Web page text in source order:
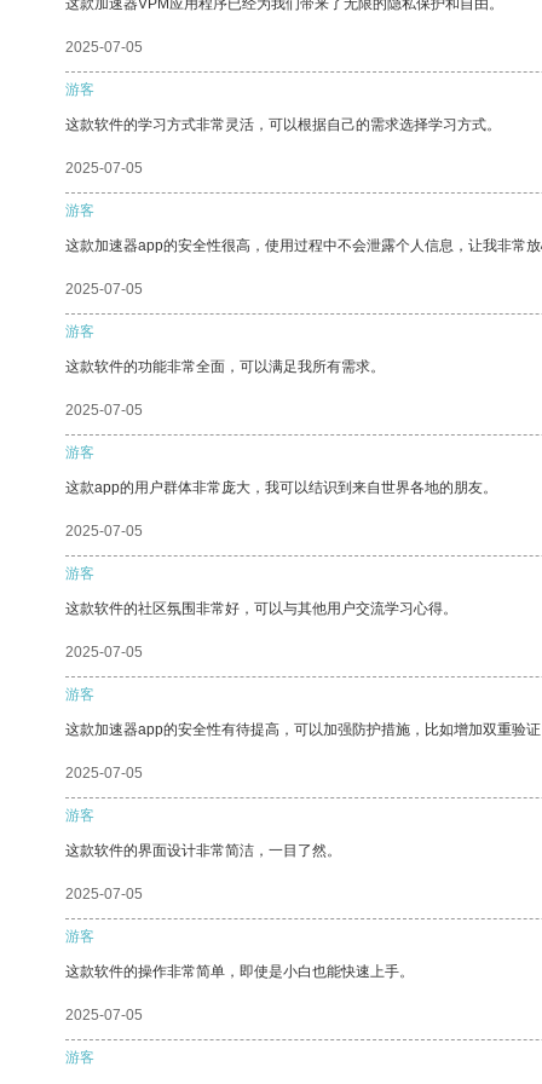
这款加速器VPM应用程序已经为我们带来了无限的隐私保护和自由。
2025-07-05
游客
这款软件的学习方式非常灵活，可以根据自己的需求选择学习方式。
2025-07-05
游客
这款加速器app的安全性很高，使用过程中不会泄露个人信息，让我非常
2025-07-05
游客
这款软件的功能非常全面，可以满足我所有需求。
2025-07-05
游客
这款app的用户群体非常庞大，我可以结识到来自世界各地的朋友。
2025-07-05
游客
这款软件的社区氛围非常好，可以与其他用户交流学习心得。
2025-07-05
游客
这款加速器app的安全性有待提高，可以加强防护措施，比如增加双重验
2025-07-05
游客
这款软件的界面设计非常简洁，一目了然。
2025-07-05
游客
这款软件的操作非常简单，即使是小白也能快速上手。
2025-07-05
游客